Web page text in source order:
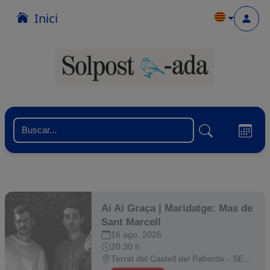
Inici
ONLINE
Ai Ai Graça | Maridatge: Mas de
Sant Marcell
16 ago. 2026
20:30 h